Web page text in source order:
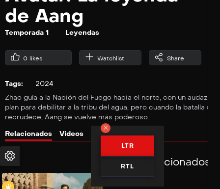
de Aang
Temporada 1 Leyendas
0 likes Watchlist Share
Tags:
2024
Zhao guía a la Nación del Fuego hacia el norte, con un audaz
plan para debilitar a la tribu del agua, pero cuando la batalla se
recrudece, Aang se vuelve más poderoso.
Relacionados
Videos Comentarios
Relacionados
LTR
RTL